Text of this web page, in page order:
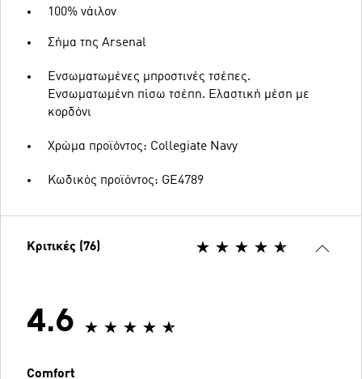
100% νάιλον
Σήμα της Arsenal
Ενσωματωμένες μπροστινές τσέπες.
Ενσωματωμένη πίσω τσέπη. Ελαστική μέση με
κορδόνι
Χρώμα προϊόντος: Collegiate Navy
Κωδικός προϊόντος: GE4789
Κριτικές (76)
4.6
Comfort